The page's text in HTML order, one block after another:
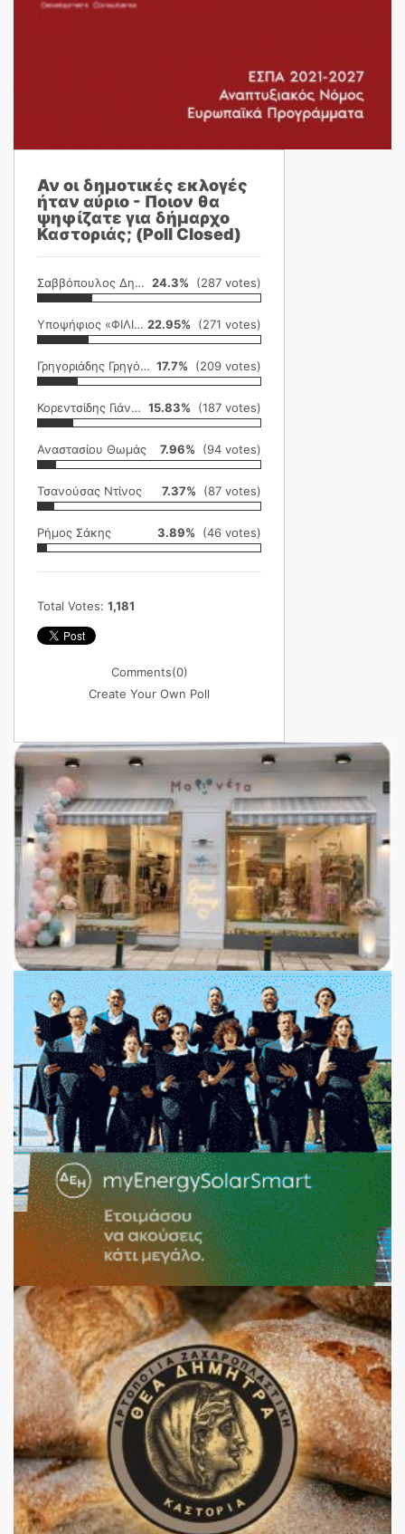
Αν οι δημοτικές εκλογές
ήταν αύριο - Ποιον θα
ψηφίζατε για δήμαρχο
Καστοριάς; (Poll Closed)
Σαββόπουλος Δημήτρης 24.3% (287 votes)
Υποψήφιος «ΦΙΛΙΚΗ ΕΤΑΙΡΕΙΑ» 22.95% (271 votes)
Γρηγοριάδης Γρηγόρης 17.7% (209 votes)
Κορεντσίδης Γιάννης 15.83% (187 votes)
Αναστασίου Θωμάς 7.96% (94 votes)
Τσανούσας Ντίνος 7.37% (87 votes)
Ρήμος Σάκης 3.89% (46 votes)
Total Votes: 1,181
Comments(0)
Create Your Own Poll